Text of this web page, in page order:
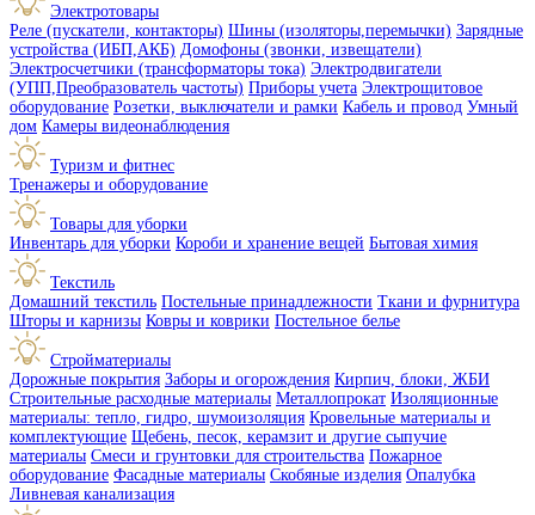
Электротовары
Реле (пускатели, контакторы) Шины (изоляторы,перемычки) Зарядные
устройства (ИБП,АКБ) Домофоны (звонки, извещатели)
Электросчетчики (трансформаторы тока) Электродвигатели
(УПП,Преобразователь частоты) Приборы учета Электрощитовое
оборудование Розетки, выключатели и рамки Кабель и провод Умный
дом Камеры видеонаблюдения
Туризм и фитнес
Тренажеры и оборудование
Товары для уборки
Инвентарь для уборки Короби и хранение вещей Бытовая химия
Текстиль
Домашний текстиль Постельные принадлежности Ткани и фурнитура
Шторы и карнизы Ковры и коврики Постельное белье
Стройматериалы
Дорожные покрытия Заборы и огорождения Кирпич, блоки, ЖБИ
Строительные расходные материалы Металлопрокат Изоляционные
материалы: тепло, гидро, шумоизоляция Кровельные материалы и
комплектующие Щебень, песок, керамзит и другие сыпучие
материалы Смеси и грунтовки для строительства Пожарное
оборудование Фасадные материалы Скобяные изделия Опалубка
Ливневая канализация